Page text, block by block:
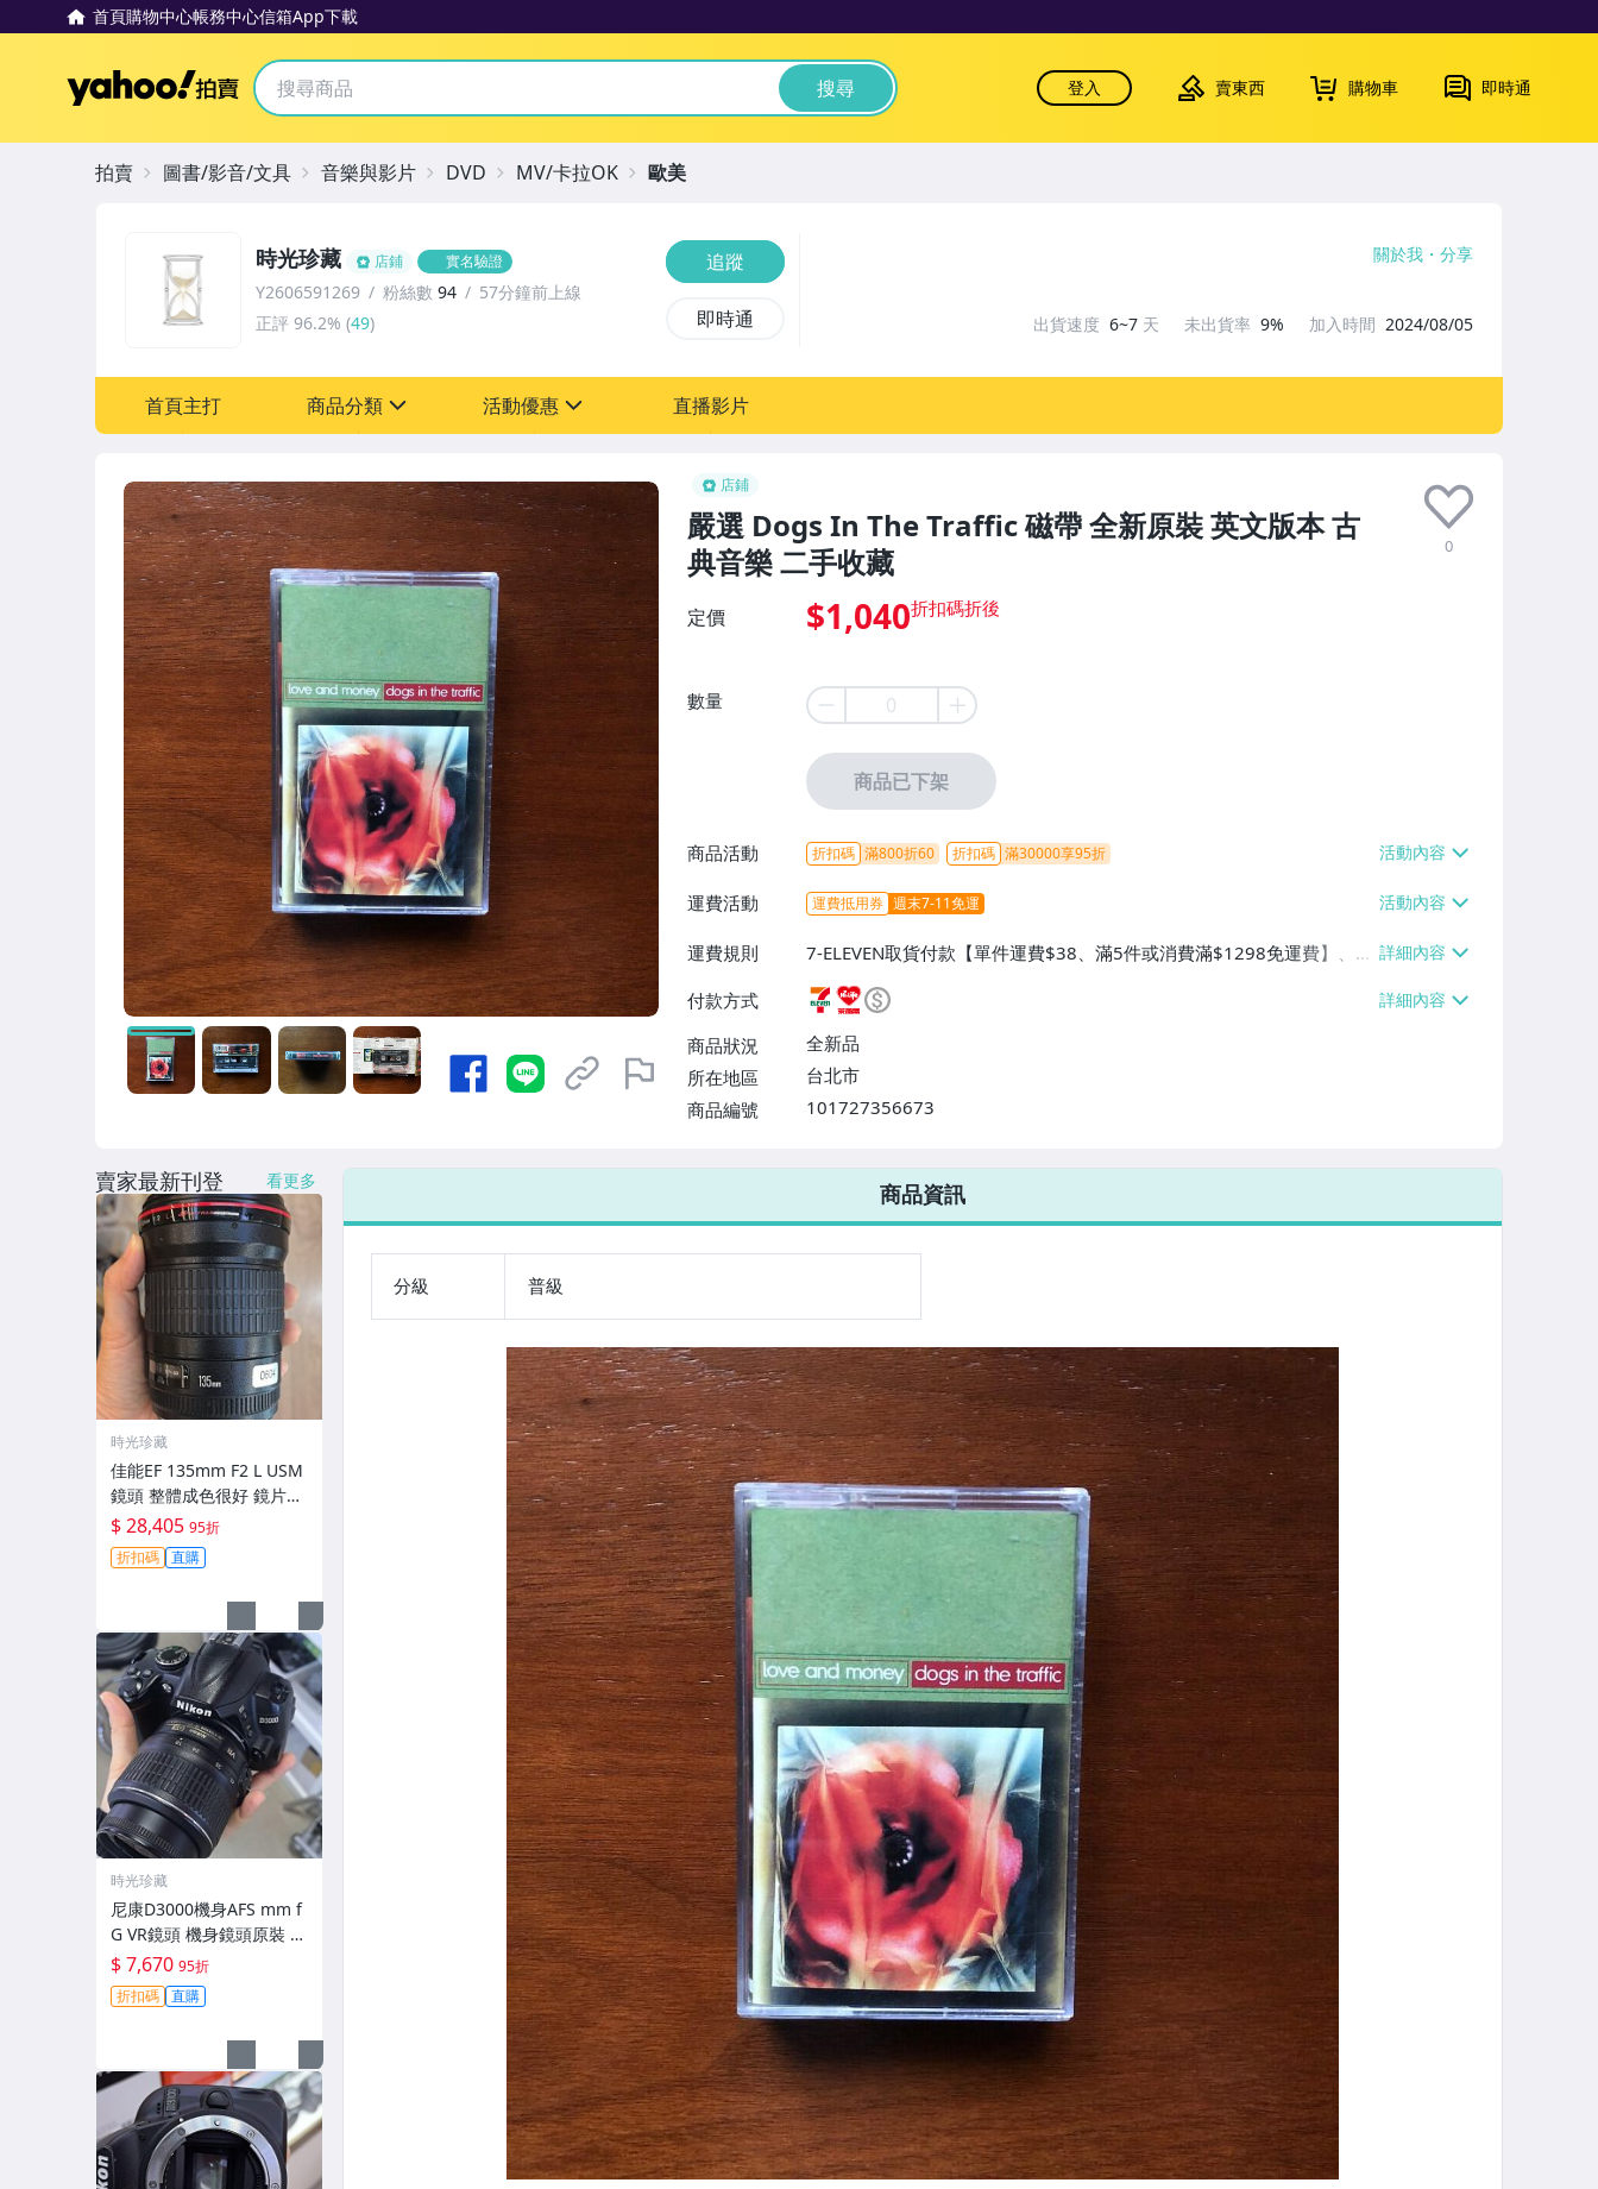
首頁購物中心帳務中心信箱App下載
Yahoo拍賣 搜尋 登入 賣東西 購物車 即時通
店鋪
嚴選 Dogs In The Traffic 磁帶 全新原裝 英文版本 古
典音樂 二手收藏
0
定價 $1,040
數量
商品已下架
商品活動 折扣碼 滿800折60 折扣碼 滿30000享95折
運費活動 運費抵用券 週末7-11免運
運費規則
7-ELEVEN取貨付款【單件運費$38、滿5件或消費滿$1298免運費】、7-
ELEVEN取貨不付款【免運費】、萊爾富取貨付款【單件運費$60、滿5件
或消費滿$1298免運費】、宅配/貨運【單件運費$120、滿5件或消費滿
$1598免運費】
付款方式
商品狀況
全新品
所在地區
台北市
商品編號
101727356673
7-ELEVEN 運費只要38元
不限金額、筆數，筆筆優惠無限次！
時光珍藏 店鋪 實名驗證
Y2606591269 粉絲數 94
57分鐘前上線
正評 96.2% (49)
追蹤
即時通
關於我 分享
出貨速度 6~7 天 未出貨率 9% 加入時間 2024/08/05
首頁主打 商品分類 活動優惠
[全店] 週年慶
直播影片
拍賣 圖書/影音/文具 音樂與影片 DVD MV/卡拉OK 歐美
商品資訊
分級 普級
賣家最新刊登 看更多
時光珍藏
佳能EF 135mm F2 L USM
鏡頭 整體成色很好 鏡片完
美無劃痕 功能一切正常 無
拆修無-3430
$ 28,405 95折
折扣碼 直購
時光珍藏
尼康D3000機身AFS mm f
G VR鏡頭 機身鏡頭原裝 無
拆修無翻新 有輕微使用痕
跡 鏡頭-3430
$ 7,670 95折
折扣碼 直購